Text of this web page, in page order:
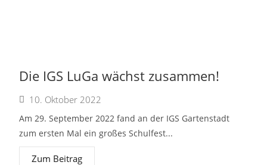
Die IGS LuGa wächst zusammen!
10. Oktober 2022
Am 29. September 2022 fand an der IGS Gartenstadt
zum ersten Mal ein großes Schulfest...
Zum Beitrag